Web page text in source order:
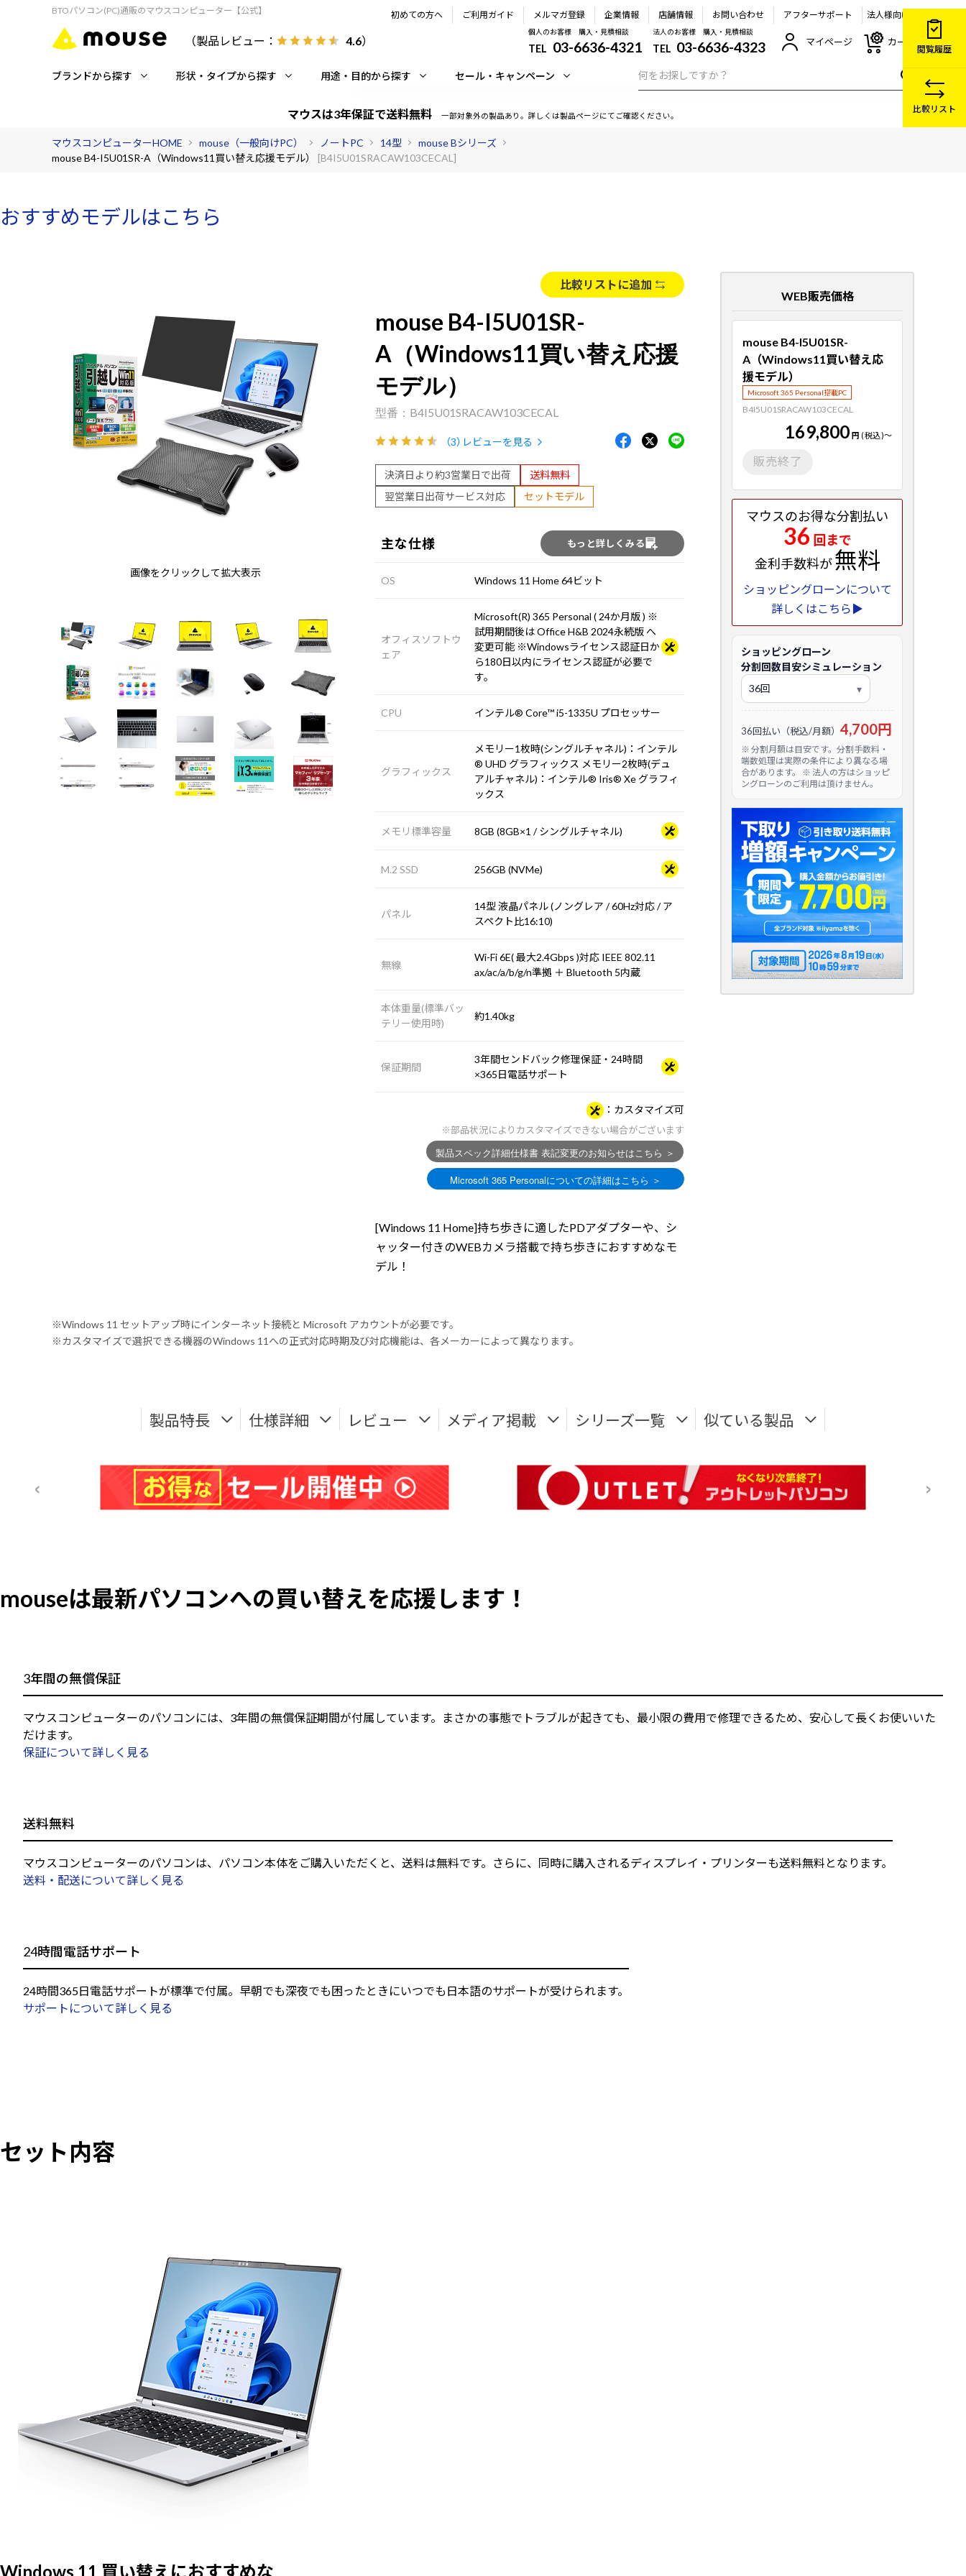
BTOパソコン(PC)通販のマウスコンピューター【公式】
（製品レビュー： 4.6）
初めての方へ ご利用ガイド メルマガ登録 企業情報 店舗情報 お問い合わせ アフターサポート 法人様向け
個人のお客様 購入・見積相談
TEL 03-6636-4321
法人のお客様 購入・見積相談
TEL 03-6636-4323 マイページ カート
ブランドから探す 形状・タイプから探す 用途・目的から探す セール・キャンペーン
マウスは3年保証で送料無料 一部対象外の製品あり。詳しくは製品ページにてご確認ください。
マウスコンピューターHOME mouse（一般向けPC） ノートPC 14型
mouse Bシリーズ
mouse B4-I5U01SR-A（Windows11買い替え応援モデル）
[B4I5U01SRACAW103CECAL]
おすすめモデルはこちら
画像をクリックして拡大表示
比較リストに追加
mouse B4-I5U01SR-
A（Windows11買い替え応援
モデル）
B4I5U01SRACAW103CECAL
（3）レビューを見る
決済日より約3営業日で出荷
送料無料
翌営業日出荷サービス対応
セットモデル
主な仕様 もっと詳しくみる
OS Windows 11 Home 64ビット
オフィスソフトウ
ェア
Microsoft(R) 365 Personal ( 24か月版 ) ※
試用期間後は Office H&B 2024永続版 へ
変更可能 ※Windowsライセンス認証日か
ら180日以内にライセンス認証が必要で
す。
CPU インテル® Core™ i5-1335U プロセッサー
グラフィックス
メモリー1枚時(シングルチャネル)：インテル
® UHD グラフィックス メモリー2枚時(デュ
アルチャネル)：インテル® Iris® Xe グラフィ
ックス
メモリ標準容量 8GB (8GB×1 / シングルチャネル)
M.2 SSD 256GB (NVMe)
パネル
14型 液晶パネル (ノングレア / 60Hz対応 / ア
スペクト比16:10)
無線
Wi-Fi 6E( 最大2.4Gbps )対応 IEEE 802.11
ax/ac/a/b/g/n準拠 ＋ Bluetooth 5内蔵
本体重量(標準バッ
テリー使用時)
約1.40kg
保証期間
3年間センドバック修理保証・24時間
×365日電話サポート
カスタマイズ可
※部品状況によりカスタマイズできない場合がございます
[Windows 11 Home]持ち歩きに適したPDアダプターや、シ
ャッター付きのWEBカメラ搭載で持ち歩きにおすすめなモ
デル！
WEB販売価格
mouse B4-I5U01SR-
A（Windows11買い替え応
援モデル）
Microsoft 365 Personal搭載PC
B4I5U01SRACAW103CECAL
169,800 円 (税込)～
販売終了
マウスのお得な分割払い
36 回まで
金利手数料が無料
ショッピングローンについて
詳しくはこちら▶
ショッピングローン
分割回数目安シミュレーション
36回払い（税込/月額） 4,700円
※ 分割月額は目安です。分割手数料・
端数処理は実際の条件により異なる場
合があります。 ※ 法人の方はショッピ
ングローンのご利用は頂けません。
※Windows 11 セットアップ時にインターネット接続と Microsoft アカウントが必要です。
※カスタマイズで選択できる機器のWindows 11への正式対応時期及び対応機能は、各メーカーによって異なります。
製品特長 仕様詳細 レビュー メディア掲載 シリーズ一覧 似ている製品
mouseは最新パソコンへの買い替えを応援します！
3年間の無償保証
マウスコンピューターのパソコンには、3年間の無償保証期間が付属しています。まさかの事態でトラブルが起きても、最小限の費用で修理できるため、安心して長くお使いいた
だけます。
保証について詳しく見る
送料無料
マウスコンピューターのパソコンは、パソコン本体をご購入いただくと、送料は無料です。さらに、同時に購入されるディスプレイ・プリンターも送料無料となります。
送料・配送について詳しく見る
24時間電話サポート
24時間365日電話サポートが標準で付属。早朝でも深夜でも困ったときにいつでも日本語のサポートが受けられます。
サポートについて詳しく見る
セット内容
Windows 11 買い替えにおすすめな
閲覧履歴
比較リスト